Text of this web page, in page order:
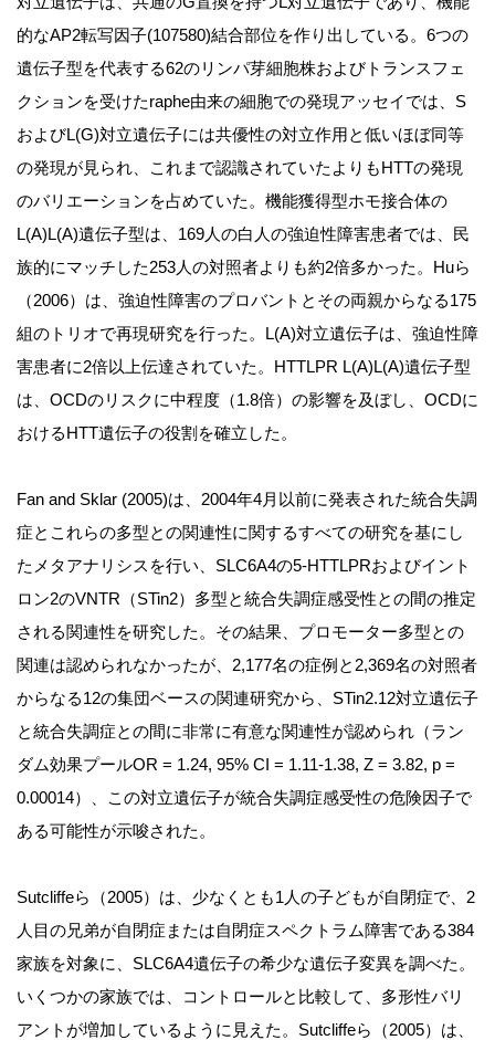
的なAP2転写因子(107580)結合部位を作り出している。6つの
遺伝子型を代表する62のリンパ芽細胞株およびトランスフェ
クションを受けたraphe由来の細胞での発現アッセイでは、S
およびL(G)対立遺伝子には共優性の対立作用と低いほぼ同等
の発現が見られ、これまで認識されていたよりもHTTの発現
のバリエーションを占めていた。機能獲得型ホモ接合体の
L(A)L(A)遺伝子型は、169人の白人の強迫性障害患者では、民
族的にマッチした253人の対照者よりも約2倍多かった。Huら
（2006）は、強迫性障害のプロバントとその両親からなる175
組のトリオで再現研究を行った。L(A)対立遺伝子は、強迫性障
害患者に2倍以上伝達されていた。HTTLPR L(A)L(A)遺伝子型
は、OCDのリスクに中程度（1.8倍）の影響を及ぼし、OCDに
おけるHTT遺伝子の役割を確立した。
Fan and Sklar (2005)は、2004年4月以前に発表された統合失調
症とこれらの多型との関連性に関するすべての研究を基にし
たメタアナリシスを行い、SLC6A4の5-HTTLPRおよびイント
ロン2のVNTR（STin2）多型と統合失調症感受性との間の推定
される関連性を研究した。その結果、プロモーター多型との
関連は認められなかったが、2,177名の症例と2,369名の対照者
からなる12の集団ベースの関連研究から、STin2.12対立遺伝子
と統合失調症との間に非常に有意な関連性が認められ（ラン
ダム効果プールOR = 1.24, 95% CI = 1.11-1.38, Z = 3.82, p =
0.00014）、この対立遺伝子が統合失調症感受性の危険因子で
ある可能性が示唆された。
Sutcliffeら（2005）は、少なくとも1人の子どもが自閉症で、2
人目の兄弟が自閉症または自閉症スペクトラム障害である384
家族を対象に、SLC6A4遺伝子の希少な遺伝子変異を調べた。
いくつかの家族では、コントロールと比較して、多形性バリ
アントが増加しているように見えた。Sutcliffeら（2005）は、